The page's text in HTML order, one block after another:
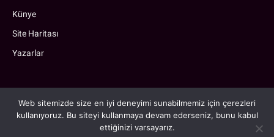
Künye
Site Haritası
Yazarlar
Güzels © 2010-2026
Web sitemizde size en iyi deneyimi sunabilmemiz için çerezleri
kullanıyoruz. Bu siteyi kullanmaya devam ederseniz, bunu kabul
ettiğinizi varsayarız.